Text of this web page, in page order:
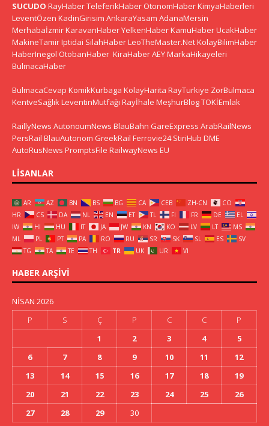
SUCUDO RayHaberTeleferikHaber OtonomHaberKimyaHaberleri
LeventÖzen KadinGirisim AnkaraYasam AdanaMersin
MerhabaİzmirKaravanHaberYelkenHaberKamuHaberUcakHaber
MakineTamirIptidai SilahHaberLeoTheMaster.NetKolayBilimHaber
HaberInegol OtobanHaber KiraHaberAEYMarkaHikayeleri
BulmacaHaber
BulmacaCevap KomikKurbaga KolayHarita RayTurkiye ZorBulmaca
KentveSağlıkLeventinMutfağı Rayİhale MeşhurBlogTOKİEmlak
RaillyNews AutonoumNews BlauBahn GareExpress ArabRailNews
PersRail BlauAutonom GreekRail Ferrovie24 StiriHub DME
AutoRusNews PromptsFile RailwayNews EU
LISANLAR
AR AZ BN BS BG CA CEB ZH-CN
CO
HR
CS DA NL EN ET TL FI FR DE
EL
IW
HI HU IT JA JW KN KO LV LT
MS
ML
PL PT PA RO RU SR SK SL ES
SV
TG
TA TE TH TR UK UR VI
HABER ARŞIVI
NISAN 2026
P
S Ç P C C
P
1
2 3 4
5
6
7 8 9 10 11
12
13
14 15 16 17 18
19
20
21 22 23 24 25
26
27
28 29
30